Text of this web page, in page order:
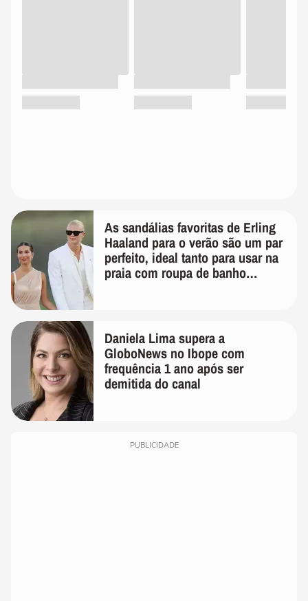
As sandálias favoritas de Erling
Haaland para o verão são um par
perfeito, ideal tanto para usar na
praia com roupa de banho
Daniela Lima supera a
GloboNews no Ibope com
frequência 1 ano após ser
demitida do canal
PUBLICIDADE